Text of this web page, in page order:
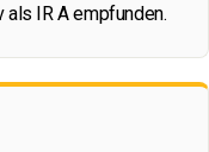
IR A empfunden.